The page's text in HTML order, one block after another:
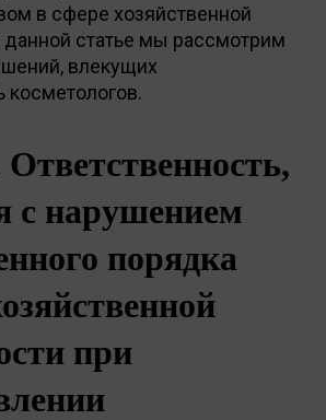
в сфере хозяйственной
данной статье мы рассмотрим
влекущих
косметологов.
с нарушением
порядка
при